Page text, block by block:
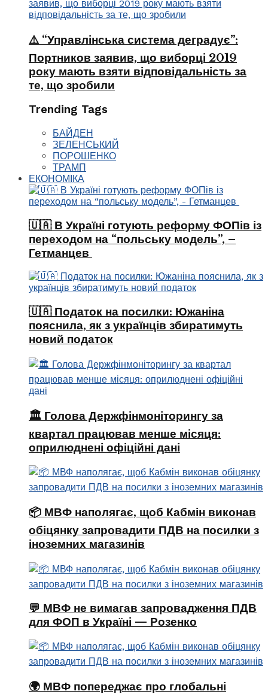
⚠️ “Управлінська система деградує”:
Портников заявив, що виборці 2019
року мають взяти відповідальність за
те, що зробили
Trending Tags
БАЙДЕН
ЗЕЛЕНСЬКИЙ
ПОРОШЕНКО
ТРАМП
ЕКОНОМІКА
🇺🇦 В Україні готують реформу ФОПів із
переходом на “польську модель”, –
Гетманцев
🇺🇦 Податок на посилки: Южаніна
пояснила, як з українців збиратимуть
новий податок
🏛 Голова Держфінмоніторингу за
квартал працював менше місяця:
оприлюднені офіційні дані
📦 МВФ наполягає, щоб Кабмін виконав
обіцянку запровадити ПДВ на посилки з
іноземних магазинів
💬 МВФ не вимагав запровадження ПДВ
для ФОП в Україні — Розенко
🌍 МВФ попереджає про глобальні